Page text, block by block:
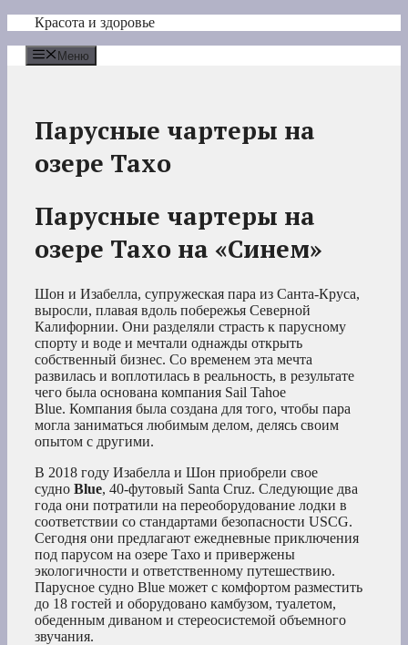
Перейти
содержимому
Красота и здоровье
Меню
Парусные чартеры на
озере Тахо
Парусные чартеры на
озере Тахо на «Синем»
Шон и Изабелла, супружеская пара из Санта-Круса,
выросли, плавая вдоль побережья Северной
Калифорнии. Они разделяли страсть к парусному
спорту и воде и мечтали однажды открыть
собственный бизнес. Со временем эта мечта
развилась и воплотилась в реальность, в результате
чего была основана компания Sail Tahoe
Blue. Компания была создана для того, чтобы пара
могла заниматься любимым делом, делясь своим
опытом с другими.
В 2018 году Изабелла и Шон приобрели свое
судно Blue, 40-футовый Santa Cruz. Следующие два
года они потратили на переоборудование лодки в
соответствии со стандартами безопасности USCG.
Сегодня они предлагают ежедневные приключения
под парусом на озере Тахо и привержены
экологичности и ответственному путешествию.
Парусное судно Blue может с комфортом разместить
до 18 гостей и оборудовано камбузом, туалетом,
обеденным диваном и стереосистемой объемного
звучания.